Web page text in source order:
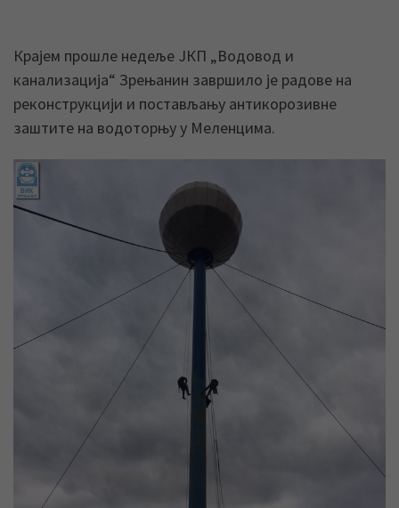
Крајем прошле недеље ЈКП „Водовод и
канализација“ Зрењанин завршило је радове на
реконструкцији и постављању антикорозивне
заштите на водоторњу у Меленцима.